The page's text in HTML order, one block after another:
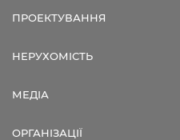
ПРОЕКТУВАННЯ
НЕРУХОМІСТЬ
МЕДІА
ОРГАНІЗАЦІЇ